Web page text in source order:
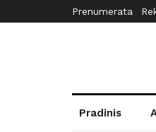
Prenumerata
Pradinis